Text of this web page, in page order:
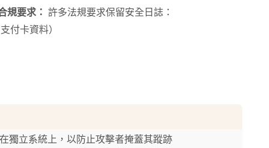
規要求： 許多法規要求保留安全日誌：
付卡資料）
獨立系統上，以防止攻擊者掩蓋其蹤跡